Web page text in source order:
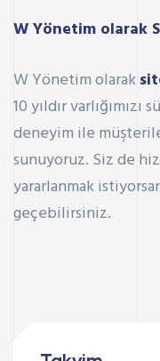
W Yönetim olarak
W Yönetim olarak
10 yıldır
deneyim ile
sunuyoruz. Siz de
yararlanmak
geçebilirsiniz.